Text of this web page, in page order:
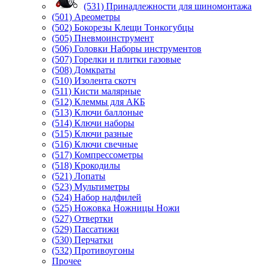
(531) Принадлежности для шиномонтажа
(501) Ареометры
(502) Бокорезы Клещи Тонкогубцы
(505) Пневмоинструмент
(506) Головки Наборы инструментов
(507) Горелки и плитки газовые
(508) Домкраты
(510) Изолента скотч
(511) Кисти малярные
(512) Клеммы для АКБ
(513) Ключи баллоные
(514) Ключи наборы
(515) Ключи разные
(516) Ключи свечные
(517) Компрессометры
(518) Крокодилы
(521) Лопаты
(523) Мультиметры
(524) Набор надфилей
(525) Ножовка Ножницы Ножи
(527) Отвертки
(529) Пассатижи
(530) Перчатки
(532) Противоугоны
Прочее